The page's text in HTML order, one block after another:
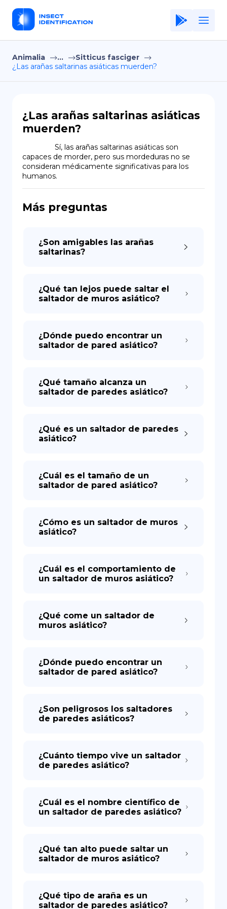
Home
Application
Terms of Use
Privacy Policy
ES
EN
Copiright © Niro ID
Animalia ...
Sitticus fasciger
¿Las arañas saltarinas asiáticas muerden?
¿Las arañas saltarinas asiáticas
muerden?
capaces de morder, pero sus mordeduras no se
consideran médicamente significativas para los
humanos.
Más preguntas
¿Son amigables las arañas
saltarinas?
¿Qué tan lejos puede saltar el
saltador de muros asiático?
¿Dónde puedo encontrar un
saltador de pared asiático?
¿Qué tamaño alcanza un
saltador de paredes asiático?
¿Qué es un saltador de paredes
asiático?
¿Cuál es el tamaño de un
saltador de pared asiático?
¿Cómo es un saltador de muros
asiático?
¿Cuál es el comportamiento de
un saltador de muros asiático?
¿Qué come un saltador de
muros asiático?
¿Dónde puedo encontrar un
saltador de pared asiático?
¿Son peligrosos los saltadores
de paredes asiáticos?
¿Cuánto tiempo vive un saltador
de paredes asiático?
¿Cuál es el nombre científico de
un saltador de paredes asiático?
¿Qué tan alto puede saltar un
saltador de muros asiático?
¿Qué tipo de araña es un
saltador de paredes asiático?